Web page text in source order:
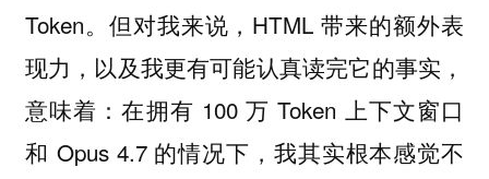
Token。但对我来说，HTML 带来的额外表
现力，以及我更有可能认真读完它的事实，
意味着：在拥有 100 万 Token 上下文窗口
和 Opus 4.7 的情况下，我其实根本感觉不